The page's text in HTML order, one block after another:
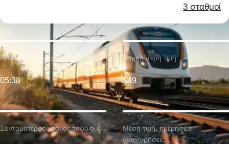
3 σταθμοί
Συντομότερος χρόνος ταξιδιού:
Η νωρίτερη αναχώρηση:
05:38
Χαμηλότερη τιμή:
$49
Μέση τιμή. ημερήσιες
αναχωρήσεις: